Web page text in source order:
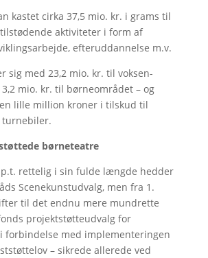
kastet cirka 37,5 mio. kr. i grams til
aktiviteter i form af
efteruddannelse m.v.
sig med 23,2 mio. kr. til voksen-
mio. kr. til børneområdet – og
lille million kroner i tilskud til
turnebiler.
børneteatre
p.t. rettelig i sin fulde længde hedder
Scenekunstudvalg, men fra 1.
til det endnu mere mundrette
projektstøtteudvalg for
i forbindelse med implementeringen
– sikrede allerede ved